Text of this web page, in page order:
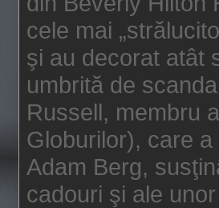
cele mai
şi au decorat atât
umbrită de
Russell, membru
Globurilor), care
Adam Berg,
cadouri şi ale